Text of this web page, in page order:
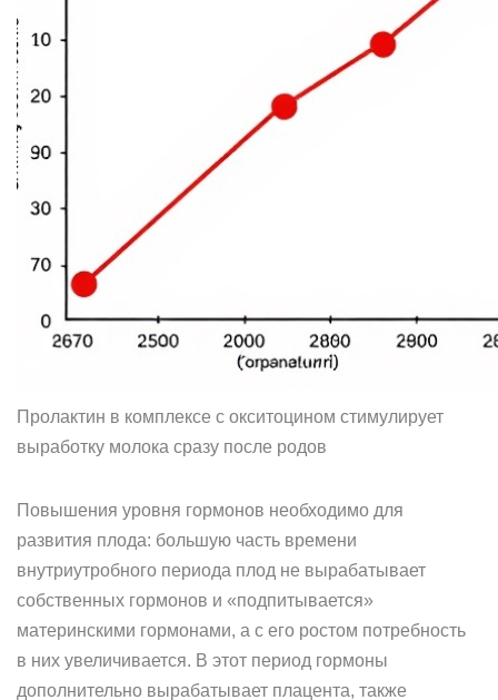
Пролактин в комплексе с окситоцином стимулирует
выработку молока сразу после родов
Повышения уровня гормонов необходимо для
развития плода: большую часть времени
внутриутробного периода плод не вырабатывает
собственных гормонов и «подпитывается»
материнскими гормонами, а с его ростом потребность
в них увеличивается. В этот период гормоны
дополнительно вырабатывает плацента, также